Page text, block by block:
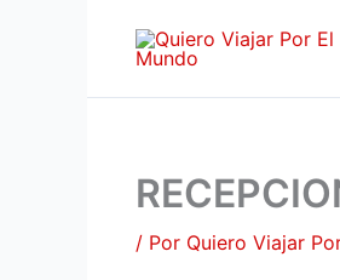
/ Por Quiero Viajar